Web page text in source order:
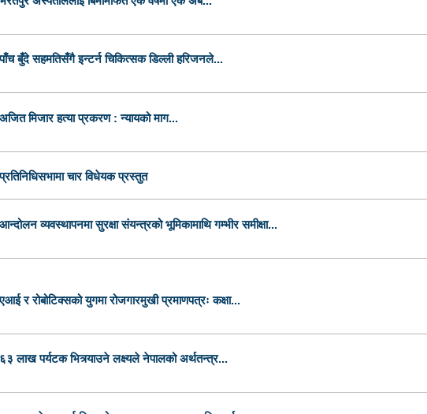
बुँदे सहमतिसँगै इन्टर्न चिकित्सक डिल्ली हरिजनले...
अजित मिजार हत्या प्रकरण : न्यायको माग...
चार विधेयक प्रस्तुत
आन्दोलन व्यवस्थापनमा सुरक्षा संयन्त्रको भूमिकामाथि गम्भीर समीक्षा...
र रोबोटिक्सको युगमा रोजगारमुखी प्रमाणपत्रः कक्षा...
६३ लाख पर्यटक भित्र्याउने लक्ष्यले नेपालको अर्थतन्त्र...